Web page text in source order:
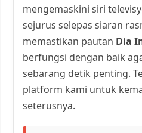
mengemaskini siri
sejurus selepas siaran
memastikan pautan Dia
berfungsi dengan baik
sebarang detik penting.
platform kami untuk
seterusnya.